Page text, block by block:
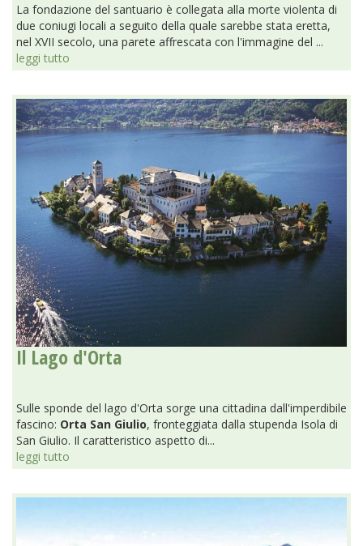
La fondazione del santuario è collegata alla morte violenta di
due coniugi locali a seguito della quale sarebbe stata eretta,
nel XVII secolo, una parete affrescata con l'immagine del ...
leggi tutto
Il Lago d'Orta
Sulle sponde del lago d'Orta sorge una cittadina dall'imperdibile
fascino: Orta San Giulio, fronteggiata dalla stupenda Isola di
San Giulio. Il caratteristico aspetto di...
leggi tutto